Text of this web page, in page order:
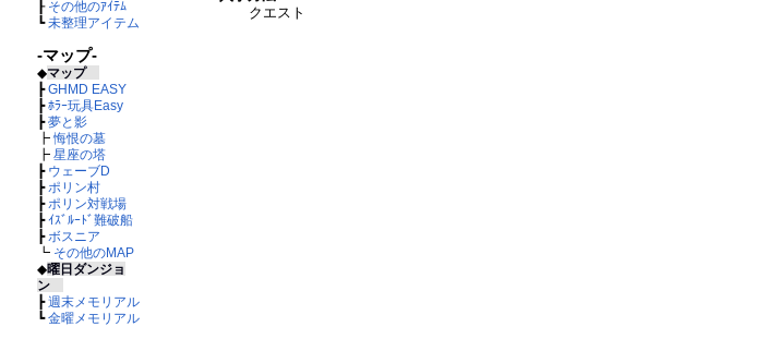
┠ その他のｱｲﾃﾑ
┗未整理アイテム
-マップ-
◆マップ
┣GHMD EASY
┣ﾎﾗｰ玩具Easy
┣夢と影
┣ 悔恨の墓
┣ 星座の塔
┣ ウェーブD
┣ ポリン村
┣ ポリン対戦場
┣ｲｽﾞﾙｰﾄﾞ難破船
┣ ボスニア
┗ その他のMAP
◆曜日ダンジョ
ン
┣週末メモリアル
┗金曜メモリアル
クエスト